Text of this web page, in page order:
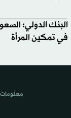
البنك الدولي:
في تمكين المرأة
معلومات